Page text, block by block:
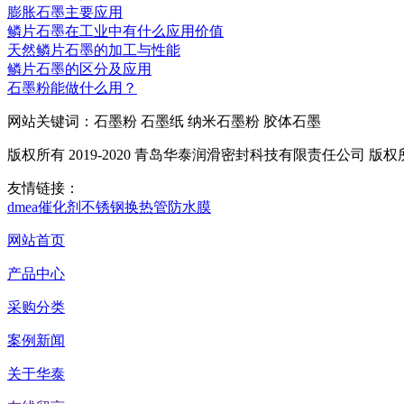
膨胀石墨主要应用
鳞片石墨在工业中有什么应用价值
天然鳞片石墨的加工与性能
鳞片石墨的区分及应用
石墨粉能做什么用？
网站关键词：石墨粉 石墨纸 纳米石墨粉 胶体石墨
版权所有 2019-2020 青岛华泰润滑密封科技有限责任公司 版权
友情链接：
dmea催化剂 不锈钢换热管防水膜
网站首页
产品中心
采购分类
案例新闻
关于华泰